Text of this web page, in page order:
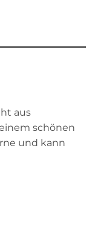
aus
schönen
und kann